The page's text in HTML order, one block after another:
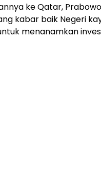
ke Qatar,
kabar baik Negeri
menanamkan